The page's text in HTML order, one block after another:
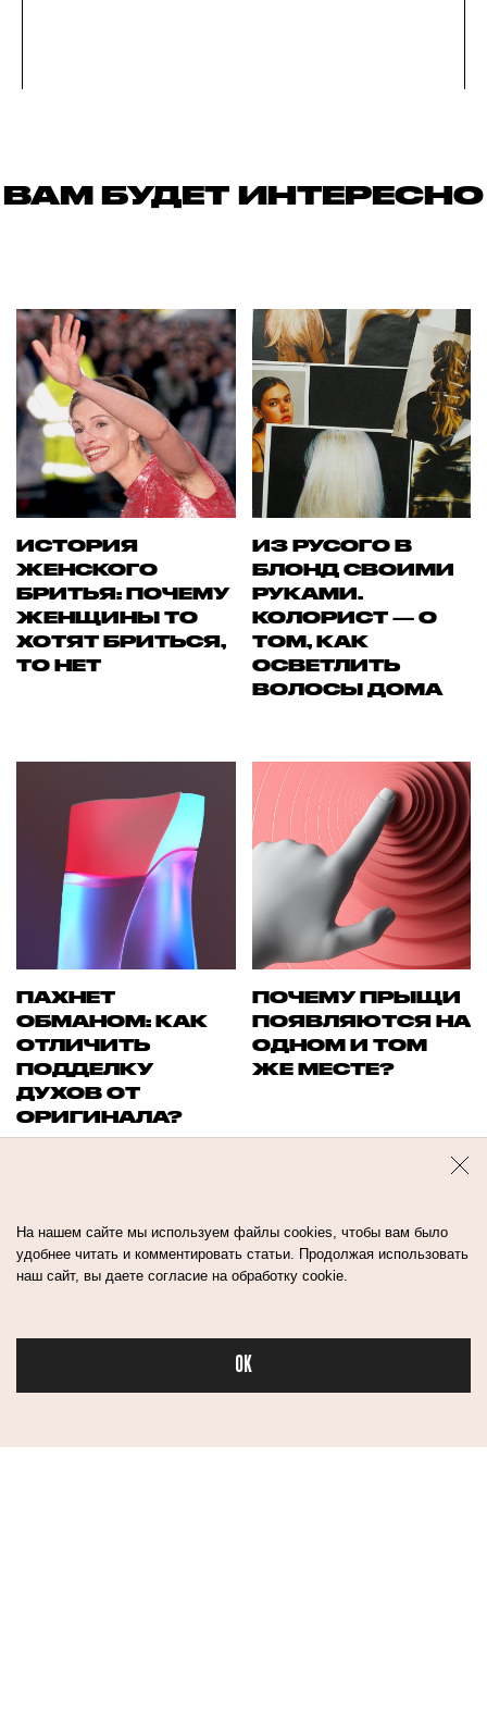
Бьюти в спорте
ВАМ БУДЕТ ИНТЕРЕСНО
ИСТОРИЯ
ЖЕНСКОГО
БРИТЬЯ: ПОЧЕМУ
ЖЕНЩИНЫ ТО
ХОТЯТ БРИТЬСЯ,
ТО НЕТ
ИЗ РУСОГО В
БЛОНД СВОИМИ
РУКАМИ.
КОЛОРИСТ — О
ТОМ, КАК
ОСВЕТЛИТЬ
ВОЛОСЫ ДОМА
ПАХНЕТ
ОБМАНОМ: КАК
ОТЛИЧИТЬ
ПОДДЕЛКУ
ДУХОВ ОТ
ОРИГИНАЛА?
ПОЧЕМУ ПРЫЩИ
ПОЯВЛЯЮТСЯ НА
ОДНОМ И ТОМ
ЖЕ МЕСТЕ?
БЫТЬ БЬЮТИ-
МАМУ БРАТЬ
На нашем сайте мы используем файлы cookies, чтобы вам было
удобнее читать и комментировать статьи. Продолжая использовать
наш сайт, вы даете согласие на обработку cookie.
OK